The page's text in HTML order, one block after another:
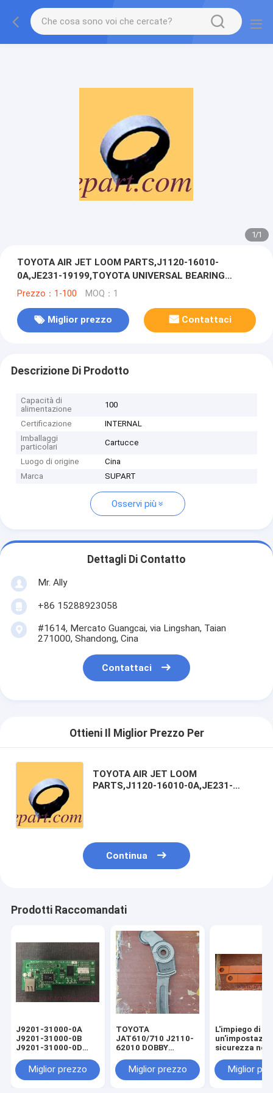
1/1
TOYOTA AIR JET LOOM PARTS,J1120-16010-
0A,JE231-19199,TOYOTA UNIVERSAL BEARING
HOLDER (Parte di telaio per aerogeneratori,J1120-
Prezzo：1-100 MOQ：1
Miglior prezzo Contattaci
Descrizione Di Prodotto
Capacità di
alimentazione
100
Certificazione
INTERNAL
Imballaggi
particolari
Cartucce
Luogo di origine
Cina
Marca
SUPART
Osservi più
Dettagli Di Contatto
Mr. Ally
+86 15288923058
#1614, Mercato Guangcai, via Lingshan, Taian
271000, Shandong, Cina
Contattaci
Ottieni Il Miglior Prezzo Per
TOYOTA AIR JET LOOM
PARTS,J1120-16010-0A,JE231-
Continua
Prodotti Raccomandati
J9201-31000-0A
J9201-31000-0B
J9201-31000-0D
principale TOYOTA
JAT600 JAT-710
Miglior prezzo
TOYOTA
JAT610/710 J2110-
62010 DOBBY
Miglior prezzo
L'impiego di
sicurezza non
senzaMiglior